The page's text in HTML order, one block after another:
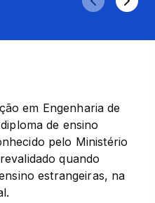
em Engenharia de
de ensino
pelo Ministério
quando
estrangeiras, na